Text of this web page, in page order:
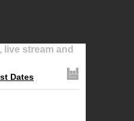
stream and
Dates